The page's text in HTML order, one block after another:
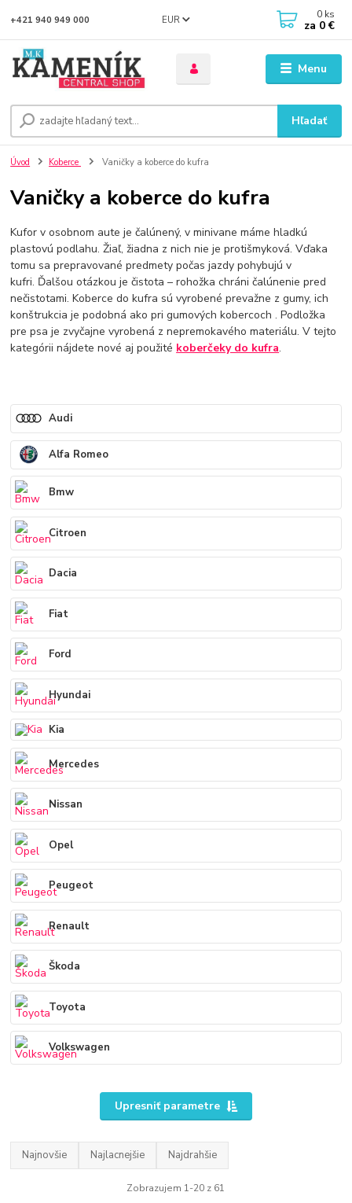
Menu
EUR
Hľadať
+421 940 949 000 0 ks
za 0 €
Úvod Koberce Vaničky a koberce do kufra
Vaničky a koberce do kufra
Kufor v osobnom aute je čalúnený, v minivane máme hladkú
plastovú podlahu. Žiaľ, žiadna z nich nie je protišmyková. Vďaka
tomu sa prepravované predmety počas jazdy pohybujú v
kufri. Ďalšou otázkou je čistota – rohožka chráni čalúnenie pred
nečistotami. Koberce do kufra sú vyrobené prevažne z gumy, ich
konštrukcia je podobná ako pri gumových kobercoch . Podložka
pre psa je zvyčajne vyrobená z nepremokavého materiálu. V tejto
kategórii nájdete nové aj použité koberčeky do kufra.
Audi
Alfa Romeo
Bmw
Citroen
Dacia
Fiat
Ford
Hyundai
Kia
Mercedes
Nissan
Opel
Peugeot
Renault
Škoda
Toyota
Volkswagen
Upresniť parametre
Najnovšie Najlacnejšie Najdrahšie
Zobrazujem 1-20 z 61